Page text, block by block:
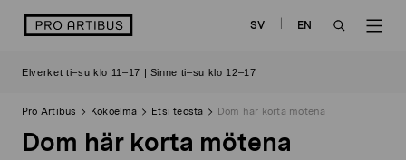
sisältöön
logo SV
EN
Elverket ti–su klo 11–17 | Sinne ti–su klo 12–17
Pro Artibus Kokoelma Etsi teosta Dom här korta mötena
Dom här korta mötena